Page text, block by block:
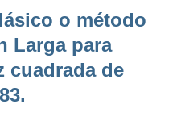
o método
Larga para
cuadrada de